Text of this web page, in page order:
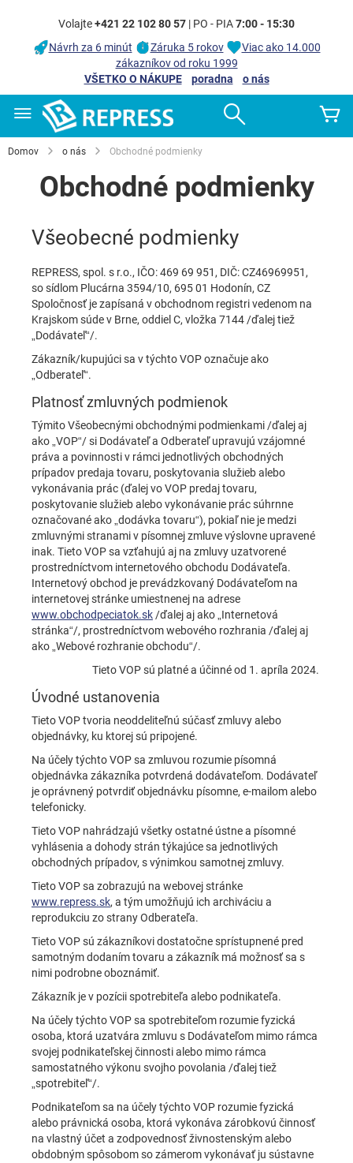
Volajte+421 22 102 80 57 | PO - PIA7:00 - 15:30
Návrh za 6 minút
Záruka 5 rokov
Viac ako 14.000
zákazníkov od roku 1999
VŠETKO O NÁKUPE
poradna
o nás
Domov o nás Obchodné podmienky
Obchodné podmienky
Všeobecné podmienky
REPRESS, spol. s r.o., IČO: 469 69 951, DIČ: CZ46969951,
so sídlom Plucárna 3594/10, 695 01 Hodonín, CZ
Spoločnosť je zapísaná v obchodnom registri vedenom na
Krajskom súde v Brne, oddiel C, vložka 7144 /ďalej tiež
„Dodávateľ“/.
Zákazník/kupujúci sa v týchto VOP označuje ako
„Odberateľ“.
Platnosť zmluvných podmienok
Týmito Všeobecnými obchodnými podmienkami /ďalej aj
ako „VOP“/ si Dodávateľ a Odberateľ upravujú vzájomné
práva a povinnosti v rámci jednotlivých obchodných
prípadov predaja tovaru, poskytovania služieb alebo
vykonávania prác (ďalej vo VOP predaj tovaru,
poskytovanie služieb alebo vykonávanie prác súhrnne
označované ako „dodávka tovaru“), pokiaľ nie je medzi
zmluvnými stranami v písomnej zmluve výslovne upravené
inak. Tieto VOP sa vzťahujú aj na zmluvy uzatvorené
prostredníctvom internetového obchodu Dodávateľa.
Internetový obchod je prevádzkovaný Dodávateľom na
internetovej stránke umiestnenej na adrese
www.obchodpeciatok.sk /ďalej aj ako „Internetová
stránka“/, prostredníctvom webového rozhrania /ďalej aj
ako „Webové rozhranie obchodu“/.
Tieto VOP sú platné a účinné od 1. apríla 2024.
Úvodné ustanovenia
Tieto VOP tvoria neoddeliteľnú súčasť zmluvy alebo
objednávky, ku ktorej sú pripojené.
Na účely týchto VOP sa zmluvou rozumie písomná
objednávka zákazníka potvrdená dodávateľom. Dodávateľ
je oprávnený potvrdiť objednávku písomne, e-mailom alebo
telefonicky.
Tieto VOP nahrádzajú všetky ostatné ústne a písomné
vyhlásenia a dohody strán týkajúce sa jednotlivých
obchodných prípadov, s výnimkou samotnej zmluvy.
Tieto VOP sa zobrazujú na webovej stránke
www.repress.sk, a tým umožňujú ich archiváciu a
reprodukciu zo strany Odberateľa.
Tieto VOP sú zákazníkovi dostatočne sprístupnené pred
samotným dodaním tovaru a zákazník má možnosť sa s
nimi podrobne oboznámiť.
Zákazník je v pozícii spotrebiteľa alebo podnikateľa.
Na účely týchto VOP sa spotrebiteľom rozumie fyzická
osoba, ktorá uzatvára zmluvu s Dodávateľom mimo rámca
svojej podnikateľskej činnosti alebo mimo rámca
samostatného výkonu svojho povolania /ďalej tiež
„spotrebiteľ“/.
Podnikateľom sa na účely týchto VOP rozumie fyzická
alebo právnická osoba, ktorá vykonáva zárobkovú činnosť
na vlastný účet a zodpovednosť živnostenským alebo
obdobným spôsobom so zámerom vykonávať ju sústavne